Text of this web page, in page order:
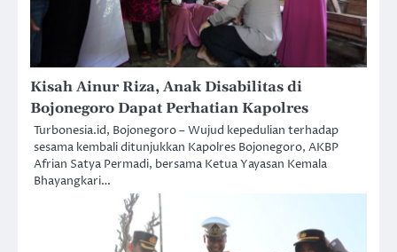
Kisah Ainur Riza, Anak Disabilitas di
Bojonegoro Dapat Perhatian Kapolres
Turbonesia.id, Bojonegoro – Wujud kepedulian terhadap
sesama kembali ditunjukkan Kapolres Bojonegoro, AKBP
Afrian Satya Permadi, bersama Ketua Yayasan Kemala
Bhayangkari…